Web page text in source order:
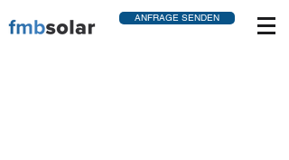
ANFRAGE SENDEN